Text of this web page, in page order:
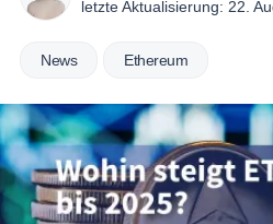
letzte Aktualisierung: 22.
News Ethereum